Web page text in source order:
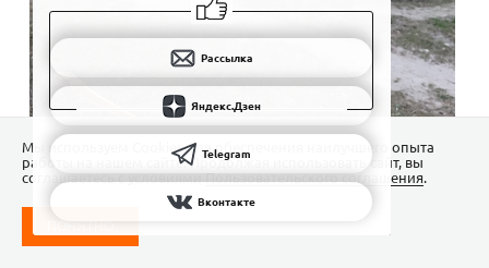
Рассылка
Яндекс.Дзен
Telegram
Вконтакте
Мы используем Сookies для обеспечения наилучшего опыта
работы на нашем сайте. Продолжая использовать сайт, вы
соглашаетесь с условиямиПользовательского соглашения.
ПОНЯТНО